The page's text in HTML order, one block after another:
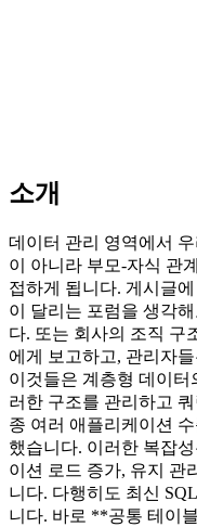
소개
데이터 관리 영역에서
이 아니라 부모-자식 관
접하게 됩니다. 게시글
이 달리는 포럼을 생각
다. 또는 회사의 조직 구
에게 보고하고, 관리자
이것들은 계층형 데이터
러한 구조를 관리하고
종 여러 애플리케이션
했습니다. 이러한 복잡
이션 로드 증가, 유지 관
니다. 다행히도 최신
니다. 바로 **공통 테이